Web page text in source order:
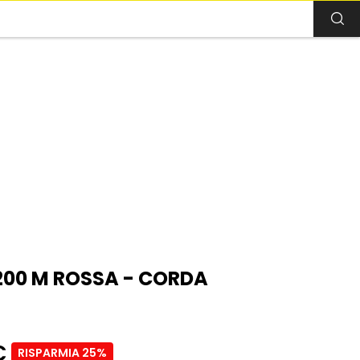
M ROSSA - CORDA
RISPARMIA 25%